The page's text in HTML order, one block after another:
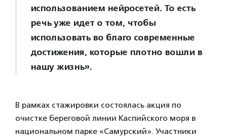
использованием нейросетей. То есть
речь уже идет о том, чтобы
использовать во благо современные
достижения, которые плотно вошли в
нашу жизнь».
В рамках стажировки состоялась акция по
очистке береговой линии Каспийского моря в
национальном парке «Самурский». Участники